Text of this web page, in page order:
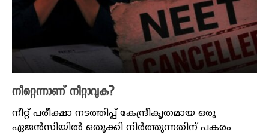
നീറ്റെന്നാണ് നീറ്റാവുക?
നീറ്റ് പരീക്ഷാ നടത്തിപ്പ് കേന്ദ്രീകൃതമായ ഒരു
ഏജൻസിയിൽ ഒതുക്കി നിർത്തുന്നതിന് പകരം